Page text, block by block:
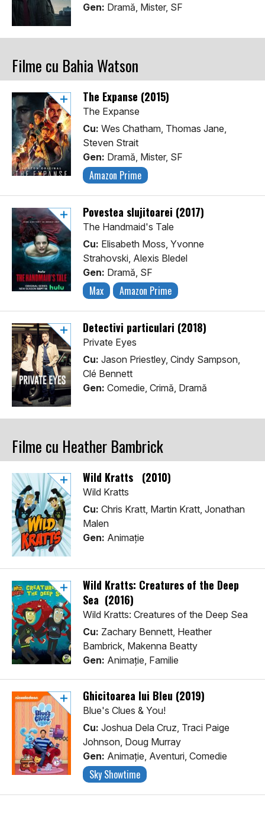
Gen: Dramă, Mister, SF
Filme cu Bahia Watson
The Expanse (2015)
The Expanse
Cu: Wes Chatham, Thomas Jane,
Steven Strait
Gen: Dramă, Mister, SF
Amazon Prime
Povestea slujitoarei (2017)
The Handmaid's Tale
Cu: Elisabeth Moss, Yvonne
Strahovski, Alexis Bledel
Gen: Dramă, SF
Max Amazon Prime
Detectivi particulari (2018)
Private Eyes
Cu: Jason Priestley, Cindy Sampson,
Clé Bennett
Gen: Comedie, Crimă, Dramă
Filme cu Heather Bambrick
Wild Kratts (2010)
Wild Kratts
Cu: Chris Kratt, Martin Kratt, Jonathan
Malen
Gen: Animaţie
Wild Kratts: Creatures of the Deep
Sea (2016)
Wild Kratts: Creatures of the Deep Sea
Cu: Zachary Bennett, Heather
Bambrick, Makenna Beatty
Gen: Animaţie, Familie
Ghicitoarea lui Bleu (2019)
Blue's Clues & You!
Cu: Joshua Dela Cruz, Traci Paige
Johnson, Doug Murray
Gen: Animaţie, Aventuri, Comedie
Sky Showtime